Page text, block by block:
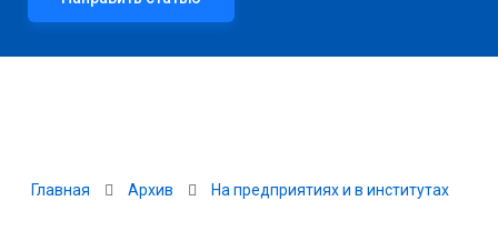
Главная Архив На предприятиях и в институтах